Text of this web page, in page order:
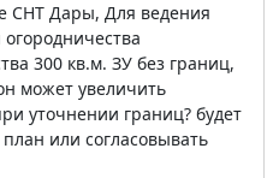
СНТ Дары, Для ведения
300 кв.м. ЗУ без границ,
может увеличить
уточнении границ? будет
или согласовывать